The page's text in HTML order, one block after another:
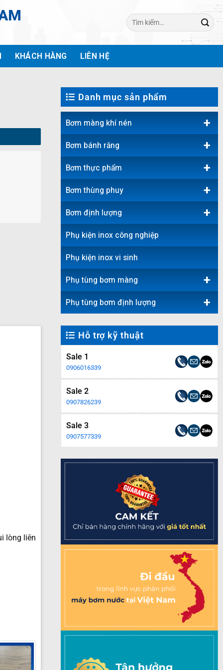
Tìm
kiếm:
KHÁCH HÀNG LIÊN HỆ
Danh mục sản phẩm
Bơm màng khí nén +
Bơm bánh răng +
Bơm thực phẩm +
Bơm thùng phuy +
Bơm định lượng +
Phụ kiện inox công nghiệp
Phụ kiện inox vi sinh
Phụ tùng bơm màng +
Phụ tùng bơm định lượng +
Hỗ trợ kỹ thuật
Sale 1
0906016339
Sale 2
0907826239
Sale 3
0907577339
lòng liên